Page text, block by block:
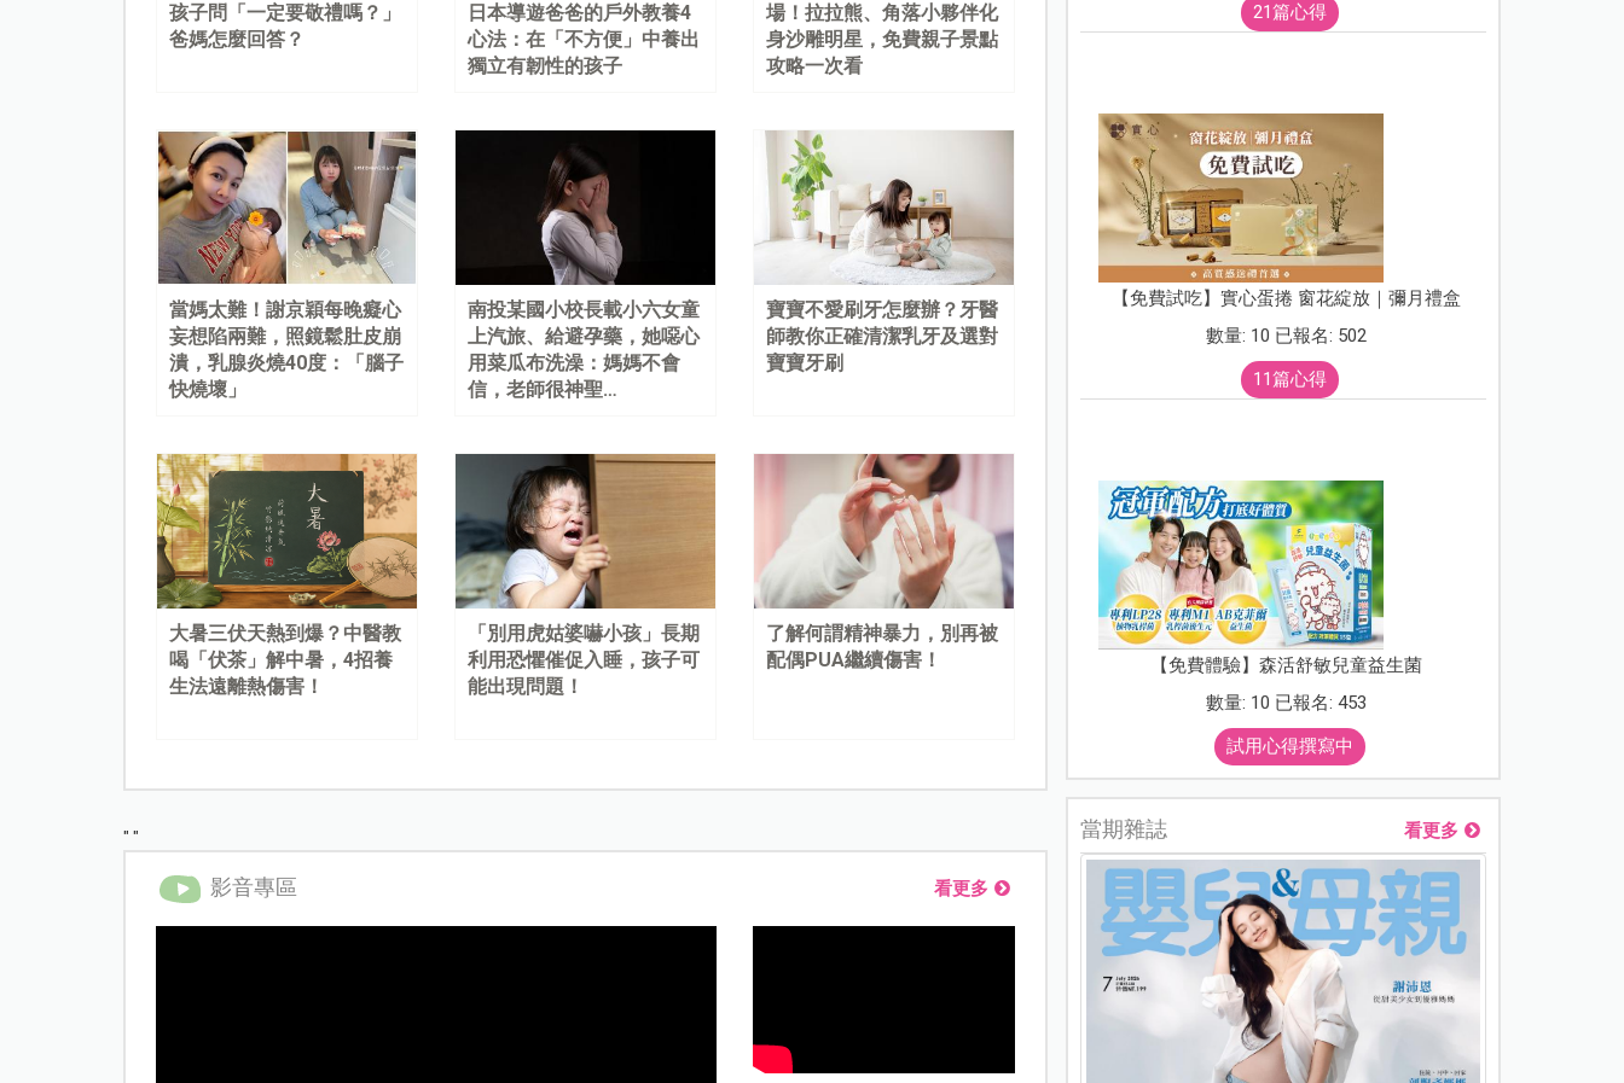
孩子問「一定要敬禮嗎？」
爸媽怎麼回答？
日本導遊爸爸的戶外教養4
心法：在「不方便」中養出
獨立有韌性的孩子
場！拉拉熊、角落小夥伴化
身沙雕明星，免費親子景點
攻略一次看
當媽太難！謝京穎每晚癡心
妄想陷兩難，照鏡鬆肚皮崩
潰，乳腺炎燒40度：「腦子
快燒壞」
南投某國小校長載小六女童
上汽旅、給避孕藥，她噁心
用菜瓜布洗澡：媽媽不會
信，老師很神聖…
寶寶不愛刷牙怎麼辦？牙醫
師教你正確清潔乳牙及選對
寶寶牙刷
大暑三伏天熱到爆？中醫教
喝「伏茶」解中暑，4招養
生法遠離熱傷害！
「別用虎姑婆嚇小孩」長期
利用恐懼催促入睡，孩子可
能出現問題！
了解何謂精神暴力，別再被
配偶PUA繼續傷害！
" "
影音專區 看更多
21篇心得
【免費試吃】實心蛋捲 窗花綻放｜彌月禮盒
數量: 10 已報名: 502
11篇心得
【免費體驗】森活舒敏兒童益生菌
數量: 10 已報名: 453
試用心得撰寫中
當期雜誌 看更多